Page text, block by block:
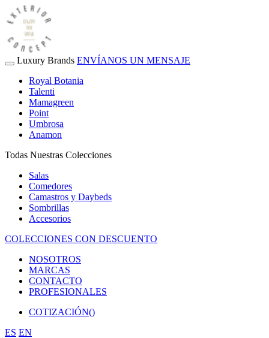
Luxury Brands ENVÍANOS UN MENSAJE
Royal Botania
Talenti
Mamagreen
Point
Umbrosa
Anamon
Todas Nuestras Colecciones
Salas
Comedores
Camastros y Daybeds
Sombrillas
Accesorios
COLECCIONES CON DESCUENTO
NOSOTROS
MARCAS
CONTACTO
PROFESIONALES
COTIZACIÓN()
ES EN